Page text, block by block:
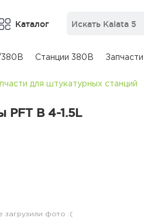
Каталог
380В Cтанции 380В Запчасти
для штукатурных станций
PFT B 4-1.5L
загрузили фото :(